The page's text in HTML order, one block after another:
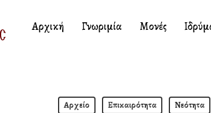
Αρχική Γνωριμία Μονές
Αρχείο Επικαιρότητα Νεότητα